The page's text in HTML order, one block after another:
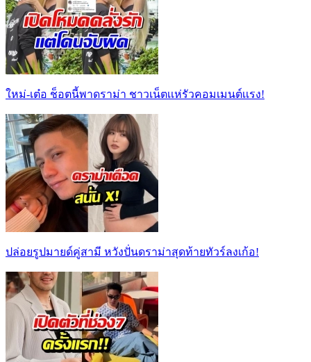
ใหม่-เต๋อ ช็อตนี้พาดราม่า ชาวเน็ตเเห่รัวคอมเมนต์เเรง!
ปล่อยรูปมายด์คู่สามี หวังปั่นดราม่าสุดท้ายทัวร์ลงเก้อ!